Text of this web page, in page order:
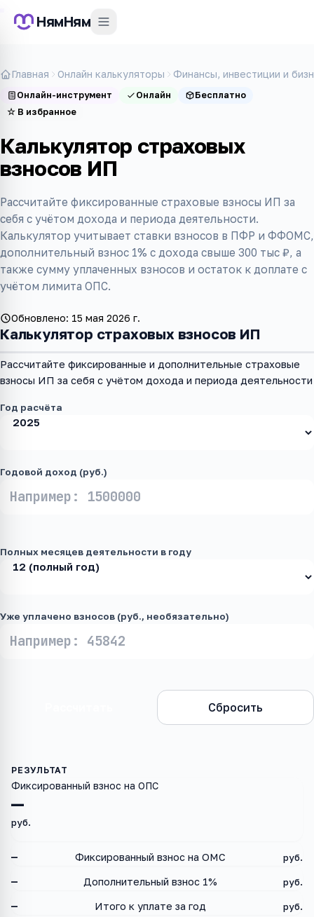
НямНям
Главная Онлайн калькуляторы Финансы, инвестиции и
Онлайн-инструмент Онлайн
Бесплатно
☆ В избранное
Калькулятор страховых
взносов ИП
Рассчитайте фиксированные страховые взносы ИП за
себя с учётом дохода и периода деятельности.
Калькулятор учитывает ставки взносов в ПФР и ФФОМС,
дополнительный взнос 1% с дохода свыше 300 тыс ₽, а
также сумму уплаченных взносов и остаток к доплате с
учётом лимита ОПС.
Обновлено: 15 мая 2026 г.
Калькулятор страховых взносов ИП
Рассчитайте фиксированные и дополнительные страховые
взносы ИП за себя с учётом дохода и периода деятельности
Год расчёта
Годовой доход (руб.)
Полных месяцев деятельности в году
Уже уплачено взносов (руб., необязательно)
Сбросить
—
Фиксированный взнос на ОПС
руб.
— Фиксированный взнос на ОМС руб.
— Дополнительный взнос 1% руб.
— Итого к уплате за год руб.